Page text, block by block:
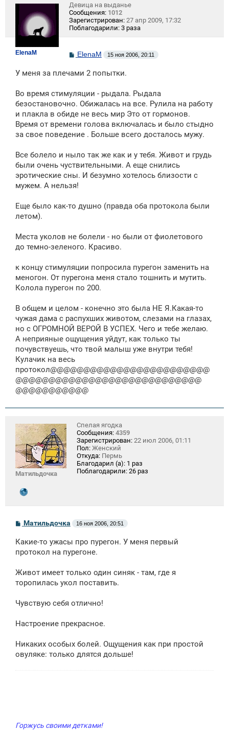
ElenaM
Девица на выданье
Сообщения: 1012
Зарегистрирован: 27 апр 2009, 17:32
Поблагодарили: 3 раза
С
о
б
н
и
ElenaM 15 ноя 2006, 20:11
У меня за плечами 2 попытки.
Во время стимуляции - рыдала. Рыдала
безостановочно. Обижалась на все. Рулила на работу
и плакла в обиде не весь мир Это от гормонов.
Время от времени голова включалась и было стыдно
за свое поведение . Больше всего досталось мужу.
Все болело и ныло так же как и у тебя. Живот и грудь
были очень чуствительными. А еще снились
эротические сны. И безумно хотелось близости с
мужем. А нельзя!
Еще было как-то душно (правда оба протокола были
летом).
Места уколов не болели - но были от фиолетового
до темно-зеленого. Красиво.
к концу стимуляции попросила пурегон заменить на
меногон. От пурегона меня стало тошнить и мутить.
Колола пурегон по 200.
В общем и целом - конечно это была НЕ Я.Какая-то
чужая дама с распухших животом, слезами на глазах,
но с ОГРОМНОЙ ВЕРОЙ В УСПЕХ. Чего и тебе желаю.
А неприяные ощущения уйдут, как только ты
почувствуешь, что твой малыш уже внутри тебя!
Кулачик на весь
протокол@@@@@@@@@@@@@@@@@@@@@@@@
@@@@@@@@@@@@@@@@@@@@@@@@@@@@
@@@@@@@@@@@
Матильдочка
Спелая ягодка
Сообщения: 4359
Зарегистрирован: 22 июл 2006, 01:11
Пол: Женский
Откуда: Пермь
Благодарил (а): 1 раз
Поблагодарили: 26 раз
С
о
б
щ
е
и
Матильдочка 16 ноя 2006, 20:51
Какие-то ужасы про пурегон. У меня первый
протокол на пурегоне.
Живот имеет только один синяк - там, где я
торопилась укол поставить.
Чувствую себя отлично!
Настроение прекрасное.
Никаких особых болей. Ощущения как при простой
овуляке: только длятся дольше!
Горжусь своими детками!